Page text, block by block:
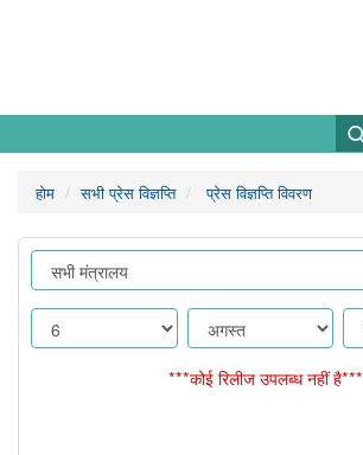
होम सभी प्रेस विज्ञप्ति प्रेस विज्ञप्ति विवरण
***कोई रिलीज उपलब्ध नहीं है***